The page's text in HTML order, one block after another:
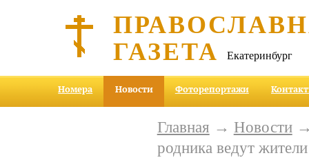
ГАЗЕТА Екатеринбург
Номера Новости Фоторепортажи
Главная → Новости→
родника ведут